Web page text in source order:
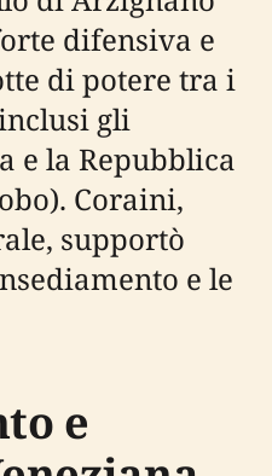
difensiva e
di potere tra i
gli
e la Repubblica
Coraini,
supportò
e le
e